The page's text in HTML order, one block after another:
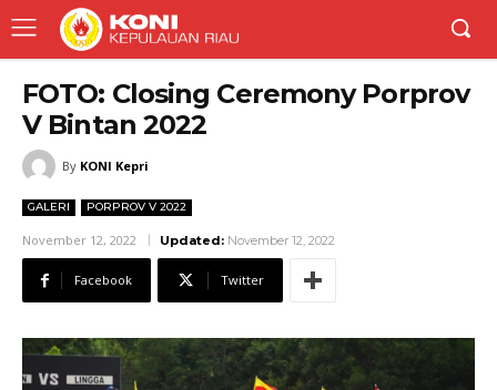
FOTO: Closing Ceremony Porprov
V Bintan 2022
By KONI Kepri
GALERI PORPROV V 2022
November 12, 2022 Updated: November 12, 2022
Facebook Twitter